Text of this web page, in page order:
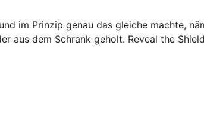
im Prinzip genau das gleiche machte,
aus dem Schrank geholt. Reveal the